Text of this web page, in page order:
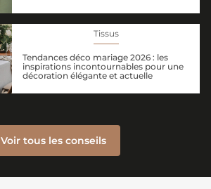
Tissus
Tendances déco mariage 2026 : les
inspirations incontournables pour une
décoration élégante et actuelle
Voir tous les conseils